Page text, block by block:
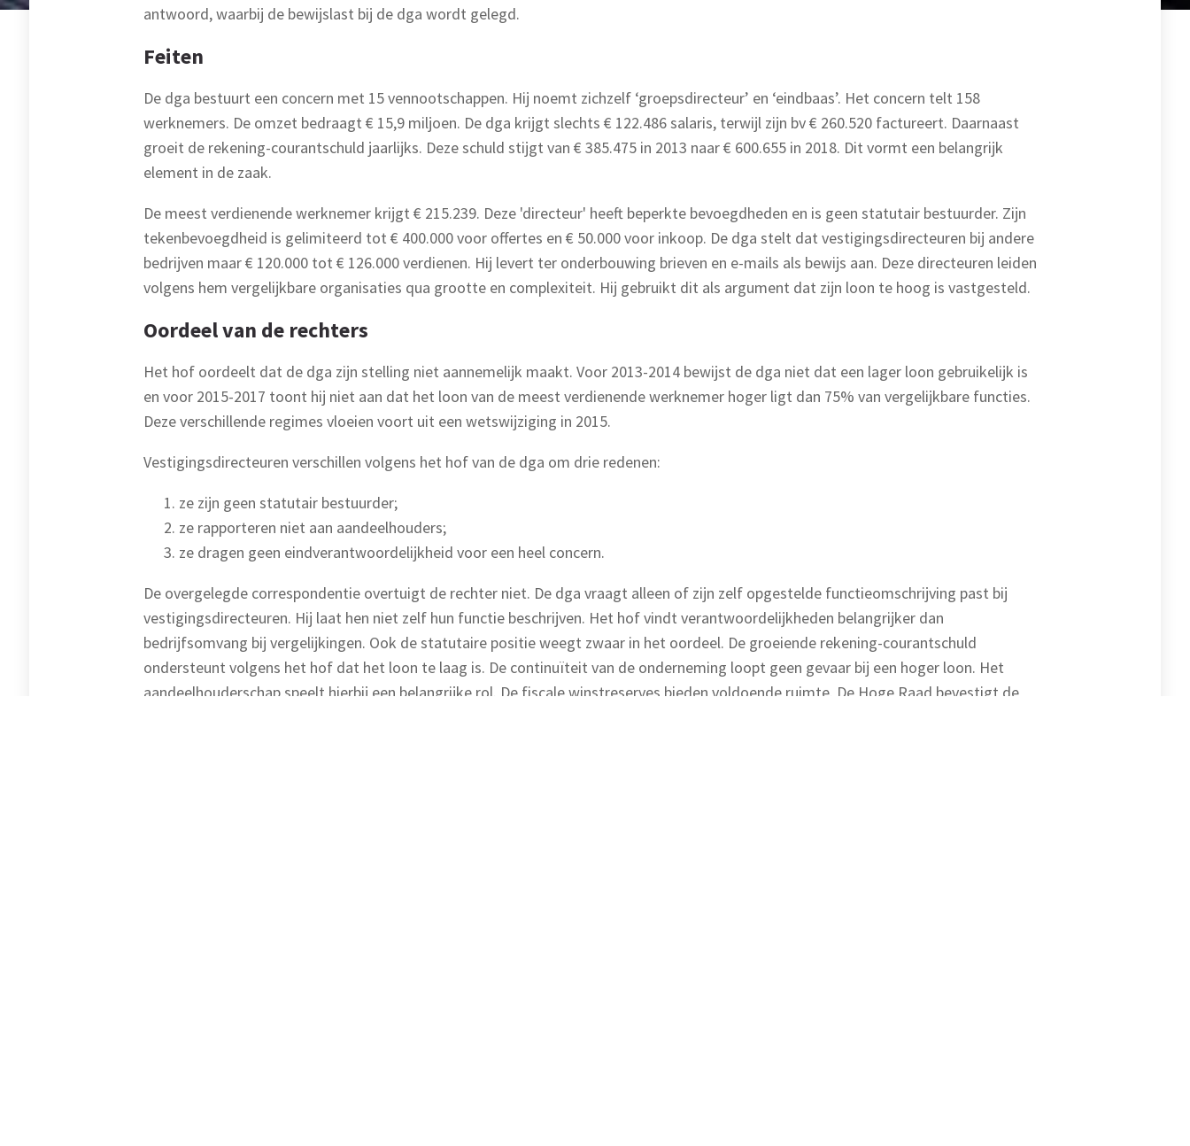
antwoord, waarbij de bewijslast bij de dga wordt gelegd.
Feiten
De dga bestuurt een concern met 15 vennootschappen. Hij noemt zichzelf ‘groepsdirecteur’ en ‘eindbaas’. Het concern telt 158
werknemers. De omzet bedraagt € 15,9 miljoen. De dga krijgt slechts € 122.486 salaris, terwijl zijn bv € 260.520 factureert. Daarnaast
groeit de rekening-courantschuld jaarlijks. Deze schuld stijgt van € 385.475 in 2013 naar € 600.655 in 2018. Dit vormt een belangrijk
element in de zaak.
De meest verdienende werknemer krijgt € 215.239. Deze 'directeur' heeft beperkte bevoegdheden en is geen statutair bestuurder. Zijn
tekenbevoegdheid is gelimiteerd tot € 400.000 voor offertes en € 50.000 voor inkoop. De dga stelt dat vestigingsdirecteuren bij andere
bedrijven maar € 120.000 tot € 126.000 verdienen. Hij levert ter onderbouwing brieven en e-mails als bewijs aan. Deze directeuren leiden
volgens hem vergelijkbare organisaties qua grootte en complexiteit. Hij gebruikt dit als argument dat zijn loon te hoog is vastgesteld.
Oordeel van de rechters
Het hof oordeelt dat de dga zijn stelling niet aannemelijk maakt. Voor 2013-2014 bewijst de dga niet dat een lager loon gebruikelijk is
en voor 2015-2017 toont hij niet aan dat het loon van de meest verdienende werknemer hoger ligt dan 75% van vergelijkbare functies.
Deze verschillende regimes vloeien voort uit een wetswijziging in 2015.
Vestigingsdirecteuren verschillen volgens het hof van de dga om drie redenen:
ze zijn geen statutair bestuurder;
ze rapporteren niet aan aandeelhouders;
ze dragen geen eindverantwoordelijkheid voor een heel concern.
De overgelegde correspondentie overtuigt de rechter niet. De dga vraagt alleen of zijn zelf opgestelde functieomschrijving past bij
vestigingsdirecteuren. Hij laat hen niet zelf hun functie beschrijven. Het hof vindt verantwoordelijkheden belangrijker dan
bedrijfsomvang bij vergelijkingen. Ook de statutaire positie weegt zwaar in het oordeel. De groeiende rekening-courantschuld
ondersteunt volgens het hof dat het loon te laag is. De continuïteit van de onderneming loopt geen gevaar bij een hoger loon. Het
aandeelhouderschap speelt hierbij een belangrijke rol. De fiscale winstreserves bieden voldoende ruimte. De Hoge Raad bevestigt de